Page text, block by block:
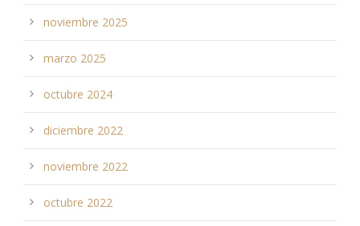
noviembre 2025
marzo 2025
octubre 2024
diciembre 2022
noviembre 2022
octubre 2022